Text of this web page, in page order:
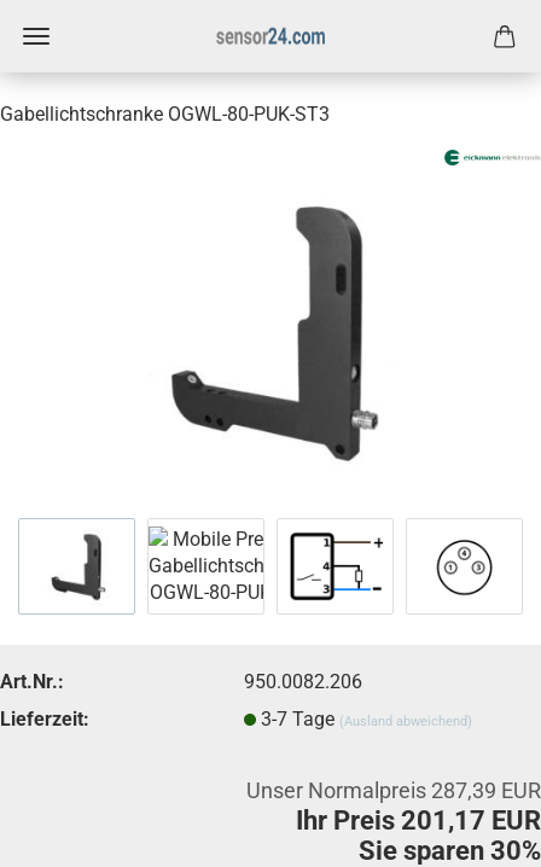
Gabellichtschranke OGWL-80-PUK-ST3
Art.Nr.:
950.0082.206
Lieferzeit:
3-7 Tage (Ausland abweichend)
Unser Normalpreis 287,39 EUR
Ihr Preis 201,17 EUR
Sie sparen 30%